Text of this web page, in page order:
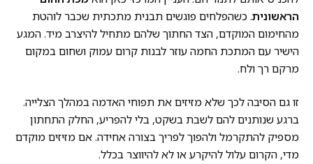
הראשונית. כשהפלחים פוגשים תבנית מתכתית שכבר לוהטת
מהחימום המוקדם, הצד החתוך שלהם מתחיל להיצרב מיד. המגע
הישיר עם המתכת החמה עוזר לבנות קרום עמוק ושחום במקום
מרקם רך ולח.
זו גם הסיבה לכך שלא מזיזים את תפוחי האדמה במהלך הצלייה.
ברגע שנותנים להם לשבת בשקט, בלי להפריע, החלק התחתון
מספיק להתקרמל ולהפוך לפריך בצורה אחידה. אם מזיזים מוקדם
מדי, הקרום עלול להיקרע או לא להיווצר בכלל.